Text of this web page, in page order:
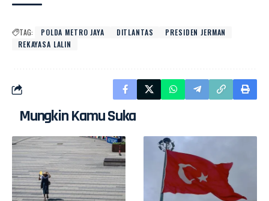
TAG: POLDA METRO JAYA DITLANTAS
PRESIDEN JERMAN
REKAYASA LALIN
Mungkin Kamu Suka